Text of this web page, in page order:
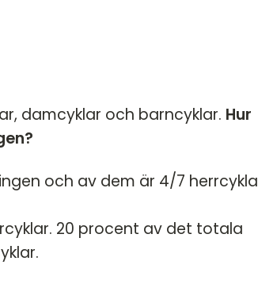
damcyklar och barncyklar. Hur
och av dem är 4/7
20 procent av det totala
HT 2024
HT 2023
HT 2022